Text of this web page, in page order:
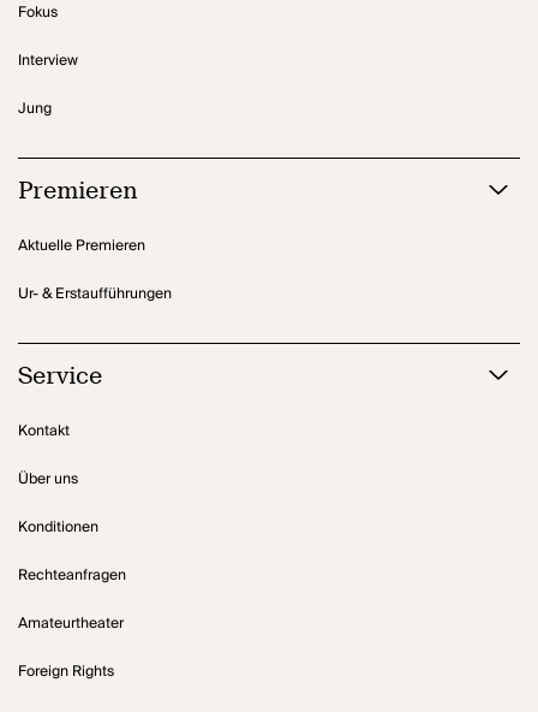
Fokus
Interview
Jung
Premieren
Aktuelle Premieren
Ur- & Erstaufführungen
Service
Kontakt
Über uns
Konditionen
Rechteanfragen
Amateurtheater
Foreign Rights